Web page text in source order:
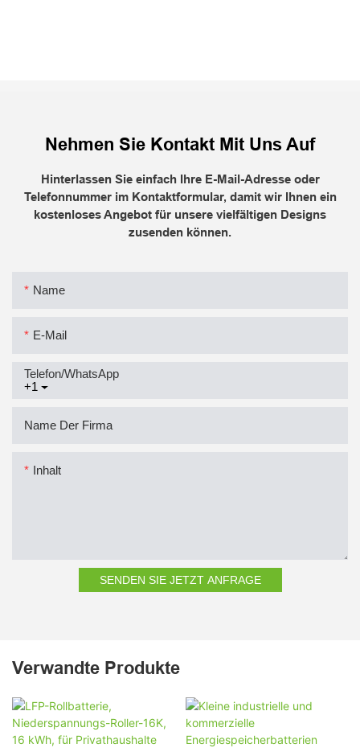
Nehmen Sie Kontakt Mit Uns Auf
Hinterlassen Sie einfach Ihre E-Mail-Adresse oder
Telefonnummer im Kontaktformular, damit wir Ihnen ein
kostenloses Angebot für unsere vielfältigen Designs
zusenden können.
Name
E-Mail
+1
Telefon/WhatsApp
Name Der Firma
Inhalt
SENDEN SIE JETZT ANFRAGE
Verwandte Produkte